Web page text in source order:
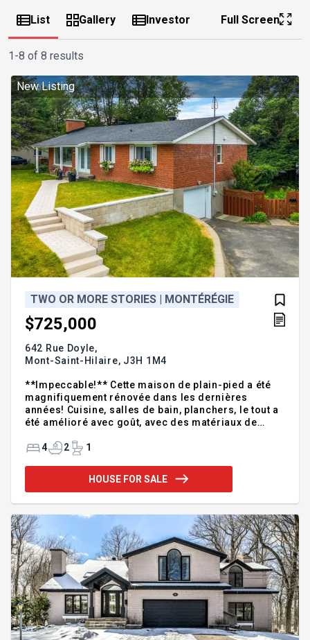
List Gallery Investor Full Screen
1-8 of 8 results
New Listing
TWO OR MORE STORIES | MONTÉRÉGIE
$725,000
642 Rue Doyle,
Mont-Saint-Hilaire, J3H 1M4
**Impeccable!** Cette maison de plain-pied a été
magnifiquement rénovée dans les dernières
années! Cuisine, salles de bain, planchers, le tout a
été amélioré avec goût, avec des matériaux de
un chaleureux foyer au salon. Trois chambres se
trouvent au rez-de-chaussée et une autre est
disponible au sous-sol. Une belle salle familiale
située au rez-de-jardin vous impressionnera, avec
intime de plus de 9000 pi2 est aménagé avec
piscine hors-terre, te
4 2 1
HOUSE FOR SALE